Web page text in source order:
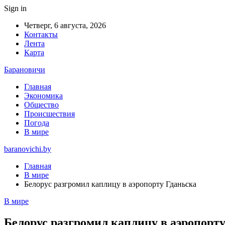
Sign in
Четверг, 6 августа, 2026
Контакты
Лента
Карта
Барановичи
Главная
Экономика
Общество
Происшествия
Погода
В мире
baranovichi.by
Главная
В мире
Белорус разгромил каплицу в аэропорту Гданьска
В мире